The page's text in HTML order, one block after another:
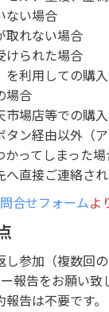
ない場合
取れない場合
けられた場合
を利用しての購
場合
市場店等での購入
タン経由以外（
ってしまった
へ直接ご連絡さ
合せフォームよ
参加（複数回の
報告をお願い致
告は不要です。